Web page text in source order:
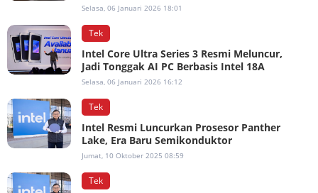
Selasa, 06 Januari 2026 18:01
Tek
Intel Core Ultra Series 3 Resmi Meluncur,
Jadi Tonggak AI PC Berbasis Intel 18A
Selasa, 06 Januari 2026 16:12
Tek
Intel Resmi Luncurkan Prosesor Panther
Lake, Era Baru Semikonduktor
Jumat, 10 Oktober 2025 08:59
Tek